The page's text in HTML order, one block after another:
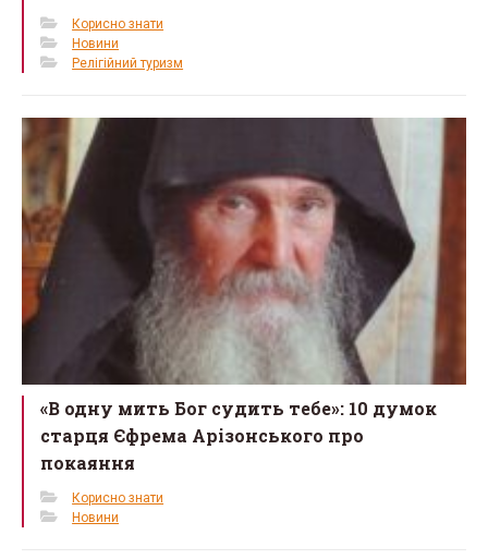
Корисно знати
Новини
Релігійний туризм
«В одну мить Бог судить тебе»: 10 думок
старця Єфрема Арізонського про
покаяння
Корисно знати
Новини